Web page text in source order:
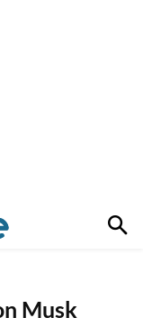
Musk